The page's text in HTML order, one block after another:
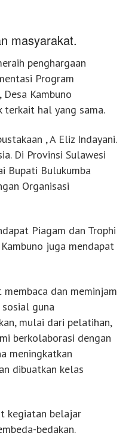
masyarakat.
penghargaan
Program
Kambuno
terkait hal yang sama.
, A Eliz Indayani.
Di Provinsi Sulawesi
Bupati Bulukumba
Organisasi
Piagam dan Trophi
juga mendapat
dan meminjam
guna
mulai dari pelatihan,
berkolaborasi dengan
meningkatkan
dibuatkan kelas
kegiatan belajar
bedakan.